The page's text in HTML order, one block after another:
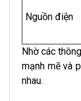
Nguồn điện
Nhờ các
mạnh mẽ và
nhau.